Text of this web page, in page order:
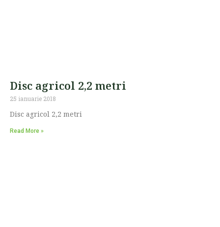
Disc agricol 2,2 metri
25 ianuarie 2018
Disc agricol 2,2 metri
Read More »